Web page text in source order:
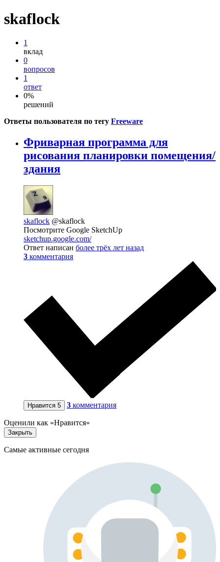
skaflock
1
вклад
0
вопросов
1
ответ
0%
решений
Ответы пользователя по тегу Freeware
Фриварная программа для
рисования планировки помещения/
здания
skaflock @skaflock
Посмотрите Google SketchUp
sketchup.google.com/
Ответ написан более трёх лет назад
3 комментария
Нравится 5 3 комментария
Оценили как «Нравится»
Закрыть
Самые активные сегодня